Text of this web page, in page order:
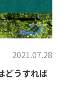
2021.07.28
どうすれば